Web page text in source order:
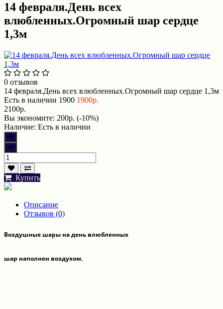
14 февраля.День всех
влюбленных.Огромный шар сердце
1,3м
0 отзывов
14 февраля.День всех влюбленных.Огромный шар сердце 1,3м
Есть в наличии 1900 1900р.
2100р.
Вы экономите: 200р. (-10%)
Наличие: Есть в наличии
Купить
Описание
Отзывов (0)
Воздушные шары на день влюбленных
шар наполнен воздухом.